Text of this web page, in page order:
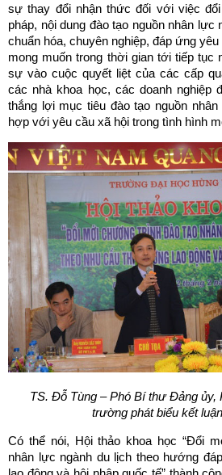
sự thay đổi nhận thức đối với việc
pháp, nội dung đào tạo nguồn nhân lực
chuẩn hóa, chuyên nghiệp, đáp ứng
mong muốn trong thời gian tới tiếp tục
sự vào cuộc quyết liệt của các cấp
các nhà khoa học, các doanh nghiệp
thắng lợi mục tiêu đào tạo nguồn
hợp với yêu cầu xã hội trong tình hình
TS. Đỗ Tùng – Phó Bí thư Đảng ủy,
trường phát biểu kết
Có thể nói, Hội thảo khoa học “Đổi
nhân lực ngành du lịch theo hướng